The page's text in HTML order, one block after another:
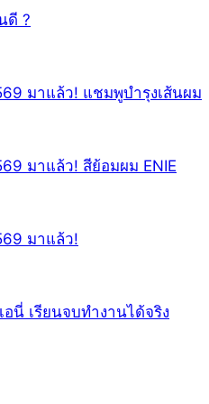
ดี ?
มาแล้ว! แชมพูบำรุงเส้นผม
มาแล้ว! สีย้อมผม ENIE
มาแล้ว!
นี่ เรียนจบทำงานได้จริง